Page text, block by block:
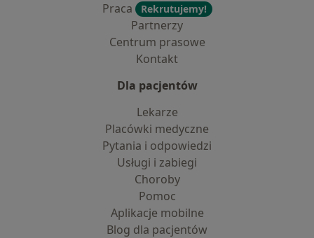
Praca
Rekrutujemy!
Partnerzy
Centrum prasowe
Kontakt
Dla pacjentów
Lekarze
Placówki medyczne
Pytania i odpowiedzi
Usługi i zabiegi
Choroby
Pomoc
Aplikacje mobilne
Blog dla pacjentów